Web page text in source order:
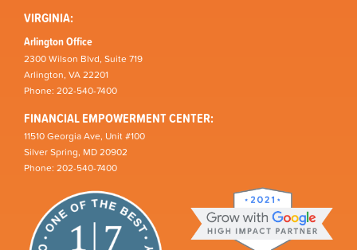
VIRGINIA:
Arlington Office
2300 Wilson Blvd, Suite 719
Arlington, VA 22201
Phone: 202-540-7400
FINANCIAL EMPOWERMENT CENTER:
11510 Georgia Ave, Unit #100
Silver Spring, MD 20902
Phone: 202-540-7400